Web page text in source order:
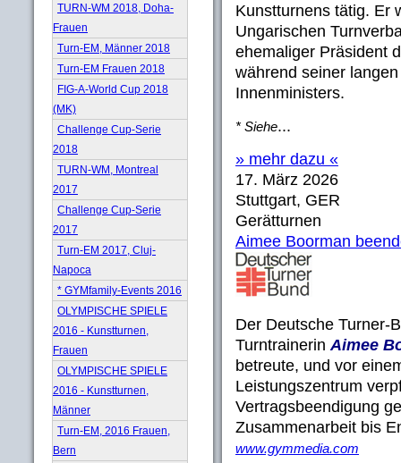
TURN-WM 2018, Doha-
Frauen
Turn-EM, Männer 2018
Turn-EM Frauen 2018
FIG-A-World Cup 2018
(MK)
Challenge Cup-Serie
2018
TURN-WM, Montreal
2017
Challenge Cup-Serie
2017
Turn-EM 2017, Cluj-
Napoca
* GYMfamily-Events 2016
OLYMPISCHE SPIELE
2016 - Kunstturnen,
Frauen
OLYMPISCHE SPIELE
2016 - Kunstturnen,
Männer
Turn-EM, 2016 Frauen,
Bern
Kunstturnens tätig. Er
Ungarischen
ehemaliger Präsident
während seiner
Innenministers.
* Siehe...
» mehr dazu «
17. März 2026
Stuttgart, GER
Gerätturnen
Aimee Boorman
Der Deutsche Turner-
TurntrainerinAimee
betreute, und vor
Leistungszentrum
Vertragsbeendigung
Zusammenarbeit bis
www.gymmedia.com